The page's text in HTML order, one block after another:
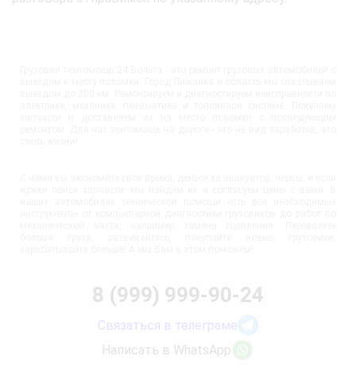
8 (999) 999-90-24
Связаться в телеграме
Написать в WhatsApp